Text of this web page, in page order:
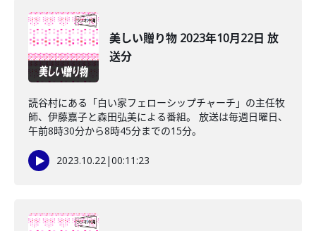
美しい贈り物 2023年10月22日 放
送分
読谷村にある「白い家フェローシップチャーチ」の主任牧
師、伊藤嘉子と森田弘美による番組。 放送は毎週日曜日、
午前8時30分から8時45分までの15分。
2023.10.22|00:11:23